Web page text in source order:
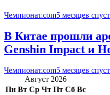
Чемпионат.com5 месяцев
В Китае прошли
Genshin Impact и
Чемпионат.com5 месяцев
Август 2026
Пн Вт Ср Чт Пт Сб Вс